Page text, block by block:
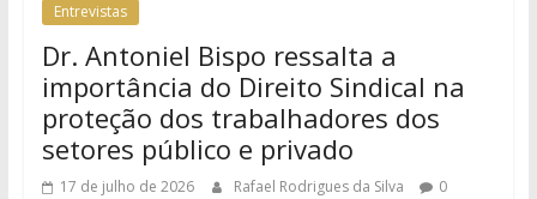
Entrevistas
Dr. Antoniel Bispo ressalta a
importância do Direito Sindical na
proteção dos trabalhadores dos
setores público e privado
17 de julho de 2026 Rafael Rodrigues da Silva 0